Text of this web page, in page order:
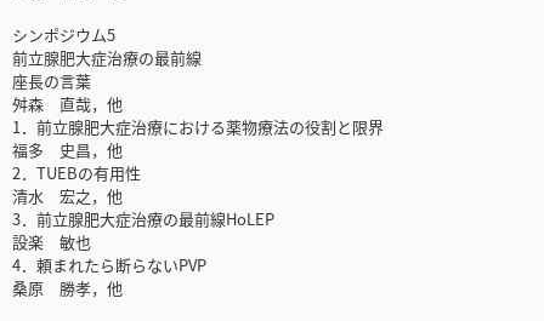
シンポジウム5
前立腺肥大症治療の最前線
座長の言葉
舛森 直哉，他
1．前立腺肥大症治療における薬物療法の役割と限界
福多 史昌，他
2．TUEBの有用性
清水 宏之，他
3．前立腺肥大症治療の最前線HoLEP
設楽 敏也
4．頼まれたら断らないPVP
桑原 勝孝，他